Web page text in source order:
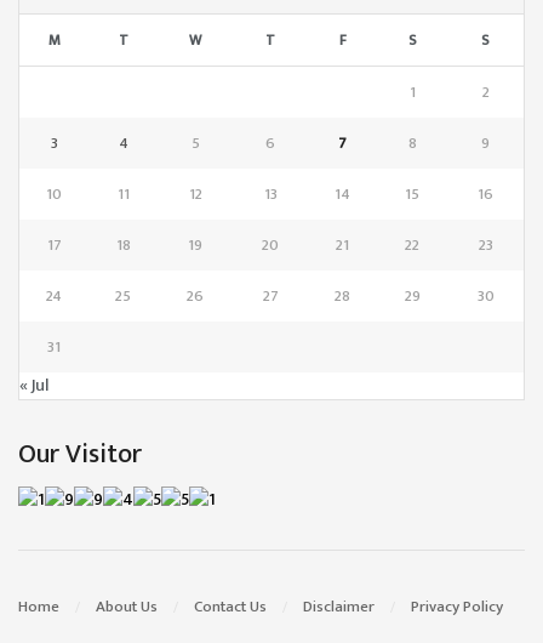
M T W T F S S
1
2
3
4 5 6 7 8
9
10
11 12 13 14 15
16
17
18 19 20 21 22
23
24
25 26 27 28 29
30
31
« Jul
Our Visitor
Home About Us Contact Us Disclaimer Privacy Policy